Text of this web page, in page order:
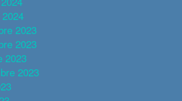
2023
2023
2023
2023